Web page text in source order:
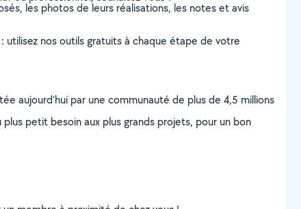
les photos de leurs réalisations, les notes et avis
utilisez nos outils gratuits à chaque étape de votre
aujourd’hui par une communauté de plus de 4,5 millions
petit besoin aux plus grands projets, pour un bon